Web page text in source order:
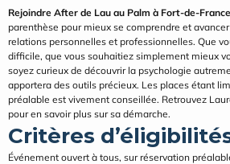
Rejoindre After de Lau au Palm à Fort-de-France
parenthèse pour mieux se comprendre et
relations personnelles et professionnelles. Que
difficile, que vous souhaitiez simplement mieux
soyez curieux de découvrir la psychologie
apportera des outils précieux. Les places étant
préalable est vivement conseillée. Retrouvez
pour en savoir plus sur sa démarche.
Critères
Événement ouvert à tous, sur réservation